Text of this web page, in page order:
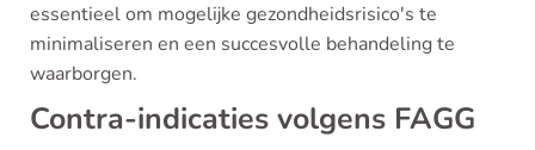
essentieel om mogelijke gezondheidsrisico's te
minimaliseren en een succesvolle behandeling te
waarborgen.
Contra-indicaties volgens FAGG